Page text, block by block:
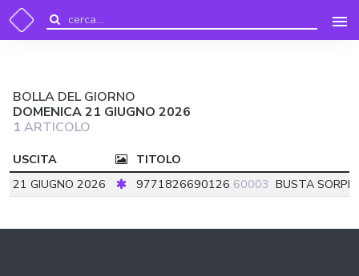
BOLLA DEL GIORNO
DOMENICA 21 GIUGNO 2026
1 ARTICOLO
USCITA
TITOLO
21 GIUGNO 2026
9771826690126 60003 BUSTA